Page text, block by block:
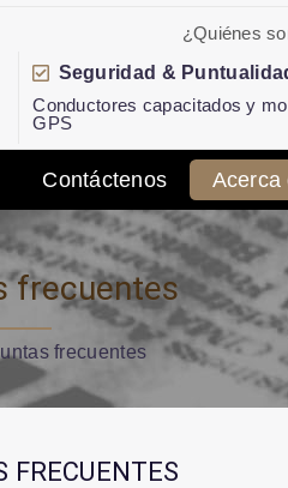
¿Quiénes
Seguridad &
Conductores capacitados y
GPS
Contáctenos Acerca
frecuentes
frecuentes
FRECUENTES